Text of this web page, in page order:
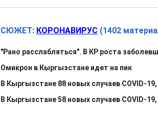
СЮЖЕТ: КОРОНАВИРУС (1402
"Рано расслабляться". В КР роста
Омикрон в Кыргызстане идет на пик
В Кыргызстане 88 новых случаев COVID-
В Кыргызстане 58 новых случаев COVID-